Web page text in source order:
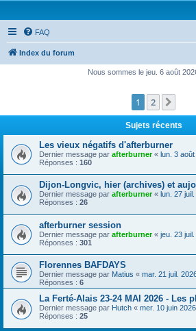
FAQ
Index du forum
Nous sommes le jeu. 6 août
1 2
Sujets récents
Les vieux négatifs d'afterburner
Dernier message par afterburner« lun. 3
Réponses : 160
Dijon-Longvic, hier (archives) et
Dernier message par afterburner« lun. 27
Réponses : 26
afterburner session
Dernier message par afterburner« jeu. 23
Réponses : 301
Florennes BAFDAYS
Dernier message par Matius « mar. 21 juil.
Réponses : 6
La Ferté-Alais 23-24 MAI 2026 - Les
Dernier message par Hutch « mer. 10 juin
Réponses : 25